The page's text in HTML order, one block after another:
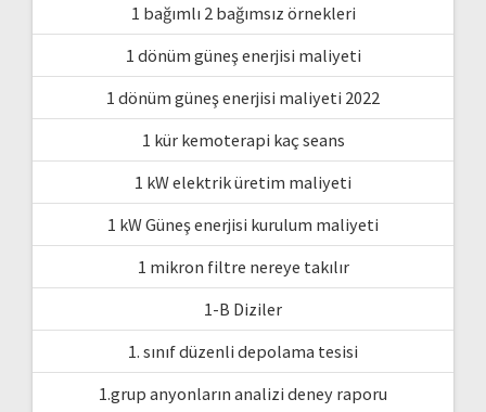
1 bağımlı 2 bağımsız örnekleri
1 dönüm güneş enerjisi maliyeti
1 dönüm güneş enerjisi maliyeti 2022
1 kür kemoterapi kaç seans
1 kW elektrik üretim maliyeti
1 kW Güneş enerjisi kurulum maliyeti
1 mikron filtre nereye takılır
1-B Diziler
1. sınıf düzenli depolama tesisi
1.grup anyonların analizi deney raporu